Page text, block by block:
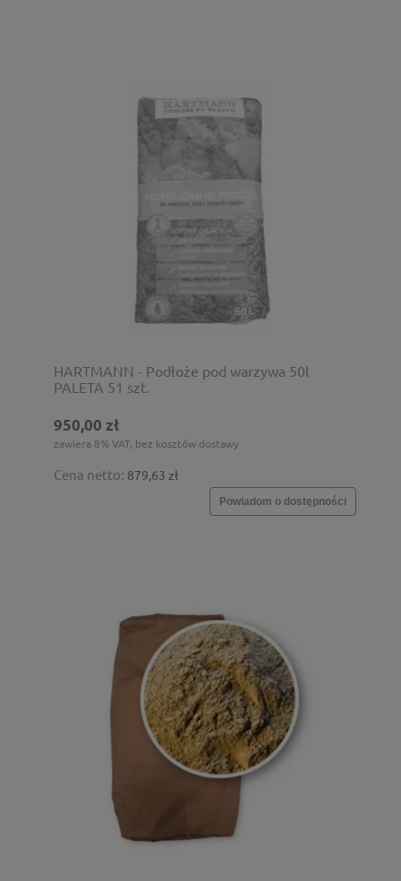
HARTMANN - Podłoże pod warzywa 50l
PALETA 51 szt.
950,00 zł
zawiera 8% VAT, bez kosztów dostawy
Cena netto: 879,63 zł
Powiadom o dostępności